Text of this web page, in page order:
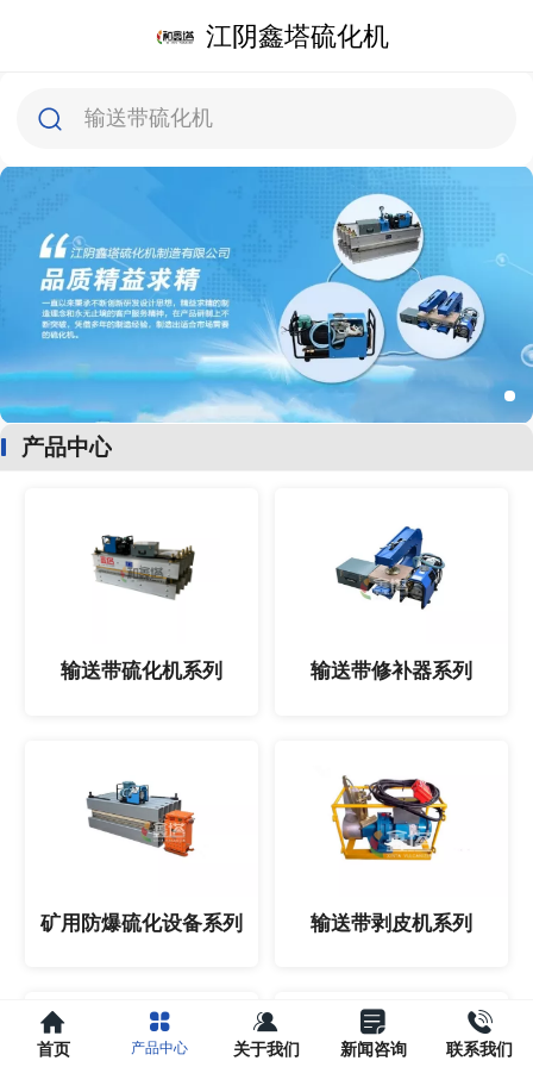
江阴鑫塔硫化机
输送带硫化机
产品中心
输送带硫化机系列 输送带修补器系列
矿用防爆硫化设备系列 输送带剥皮机系列
首页 产品中心 关于我们 新闻咨询 联系我们